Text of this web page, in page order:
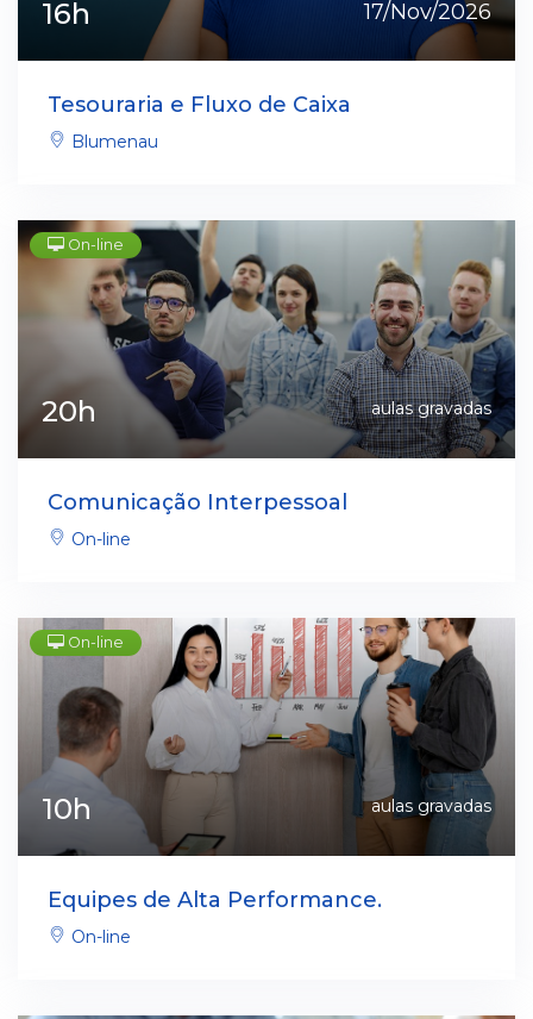
16h 17/Nov/2026
Tesouraria e Fluxo de Caixa
Blumenau
On-line
20h aulas gravadas
Comunicação Interpessoal
On-line
On-line
10h aulas gravadas
Equipes de Alta Performance.
On-line